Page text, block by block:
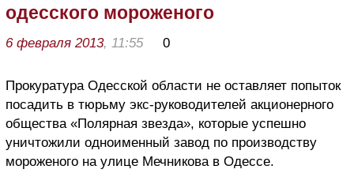
одесского мороженого
6 февраля 2013, 11:55 0
Прокуратура Одесской области не оставляет попыток
посадить в тюрьму экс-руководителей акционерного
общества «Полярная звезда», которые успешно
уничтожили одноименный завод по производству
мороженого на улице Мечникова в Одессе.